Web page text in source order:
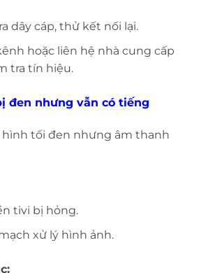
dây cáp, thử kết nối lại.
hoặc liên hệ nhà cung cấp
tra tín hiệu.
đen nhưng vẫn có tiếng
tối đen nhưng âm thanh
tivi bị hỏng.
xử lý hình ảnh.